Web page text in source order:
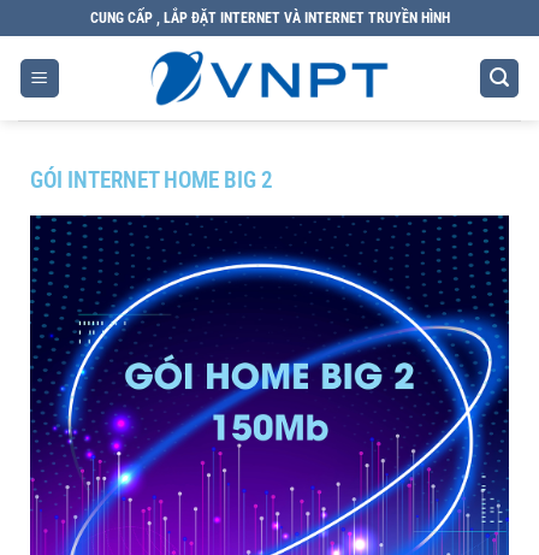
CUNG CẤP , LẮP ĐẶT INTERNET VÀ INTERNET TRUYỀN HÌNH
GÓI INTERNET HOME BIG 2